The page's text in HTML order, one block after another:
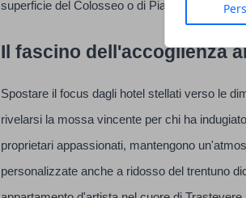
superficie del Colosseo o di Piazza Navona.
Il fascino dell'accoglienza
Spostare il focus dagli hotel stellati verso le
rivelarsi la mossa vincente per chi ha
proprietari appassionati, mantengono
personalizzate anche a ridosso del trentuno